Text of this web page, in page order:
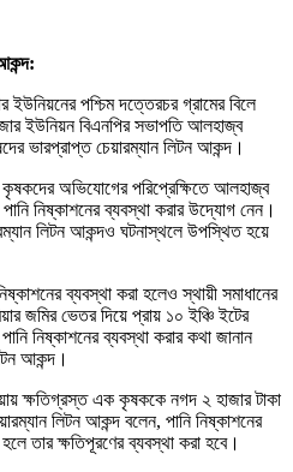
ইউনিয়নের পশ্চিম দত্তেরচর গ্রামের বিলে
ইউনিয়ন বিএনপির সভাপতি আলহাজ্ব
ভারপ্রাপ্ত চেয়ারম্যান লিটন আকন্দ।
অভিযোগের পরিপ্রেক্ষিতে আলহাজ্ব
নিষ্কাশনের ব্যবস্থা করার উদ্যোগ নেন।
লিটন আকন্দও ঘটনাস্থলে উপস্থিত হয়ে
ব্যবস্থা করা হলেও স্থায়ী সমাধানের
জমির ভেতর দিয়ে প্রায় ১০ ইঞ্চি ইটের
নিষ্কাশনের ব্যবস্থা করার কথা জানান
আকন্দ।
ক্ষতিগ্রস্ত এক কৃষককে নগদ ২ হাজার টাকা
লিটন আকন্দ বলেন, পানি নিষ্কাশনের
তার ক্ষতিপূরণের ব্যবস্থা করা হবে।